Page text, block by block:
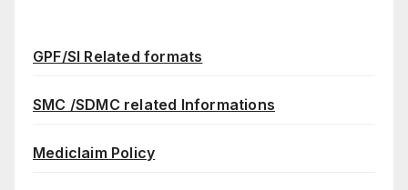
GPF/SI Related formats
SMC /SDMC related Informations
Mediclaim Policy